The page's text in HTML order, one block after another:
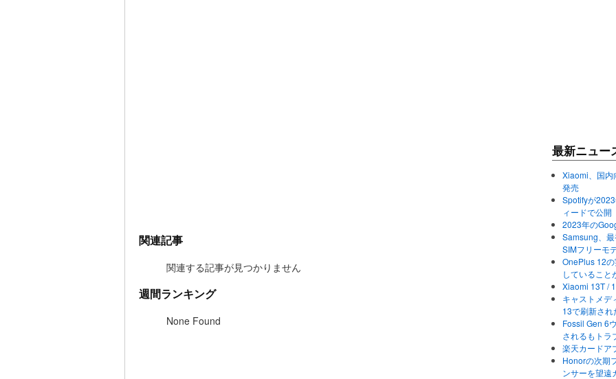
関連記事
関連する記事が見つかりません
週間ランキング
None Found
最新ニュー
Xiaomi、国内
発売
Spotifyが
ィードで公開
2023年の
Samsung、
SIMフリーモ
OnePlus 12
していること
Xiaomi 13T /
キャストメデ
13で刷新さ
Fossil Gen 6
されるもトラ
楽天カードア
Honorの次期
ンサーを望遠